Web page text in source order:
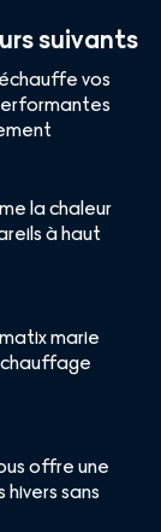
suivants
vos
la chaleur
à haut
marie
offre une
sans